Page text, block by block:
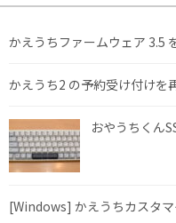
かえうちファームウェア 3.5
かえうち2 の予約受け付けを
おやうちくん
[Windows] かえうちカスタ